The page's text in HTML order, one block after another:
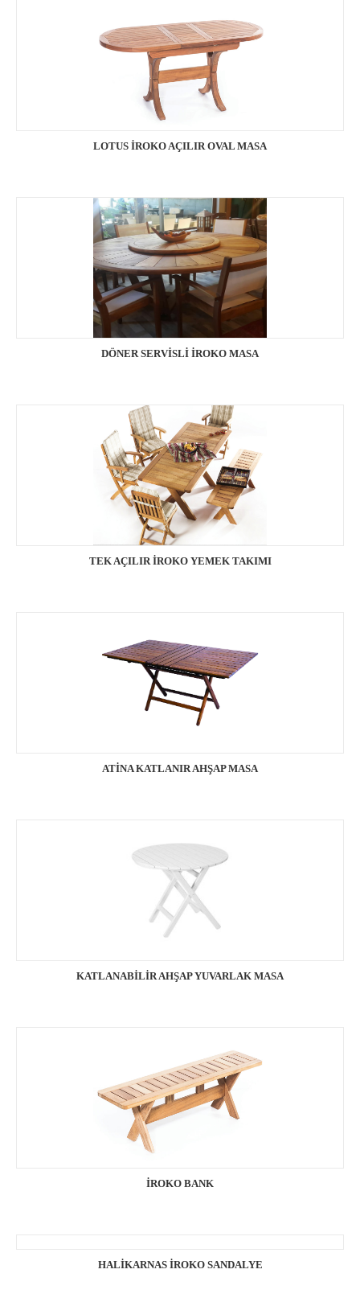
LOTUS İROKO AÇILIR OVAL MASA
DÖNER SERVİSLİ İROKO MASA
TEK AÇILIR İROKO YEMEK TAKIMI
ATİNA KATLANIR AHŞAP MASA
KATLANABİLİR AHŞAP YUVARLAK MASA
İROKO BANK
HALİKARNAS İROKO SANDALYE